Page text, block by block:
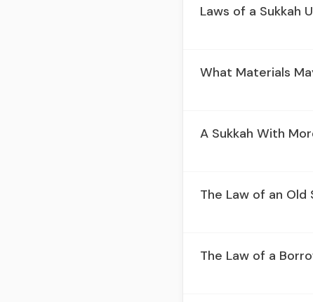
Laws of a Sukkah
What Materials
A Sukkah With
The Law of an Old
The Law of a